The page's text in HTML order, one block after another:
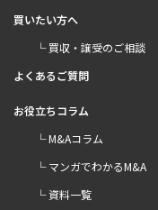
買いたい方へ
└ 買収・譲受のご相談
よくあるご質問
お役立ちコラム
└ M&Aコラム
└ マンガでわかるM&A
└ 資料一覧